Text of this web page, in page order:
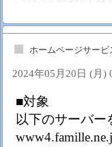
ホームページサー
2024年05月20日 (月)
■対象
以下のサーバー